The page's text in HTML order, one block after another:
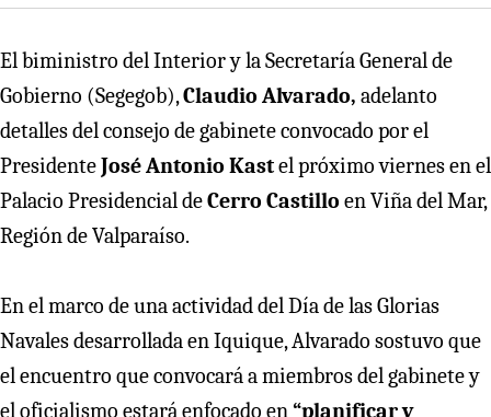
El biministro del Interior y la Secretaría General de
Gobierno (Segegob),Claudio Alvarado, adelanto
detalles del consejo de gabinete convocado por el
PresidenteJosé Antonio Kastel próximo viernes en el
Palacio Presidencial deCerro Castillo en Viña del Mar,
Región de Valparaíso.
En el marco de una actividad del Día de las Glorias
Navales desarrollada en Iquique, Alvarado sostuvo que
el encuentro que convocará a miembros del gabinete y
el oficialismo estará enfocado en“planificar y